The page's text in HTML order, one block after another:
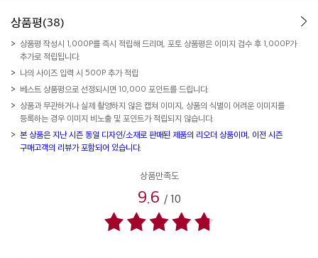
상품평(38)
상품평 작성시 1,000P를 즉시 적립해 드리며, 포토 상품평은 이미지 검수 후 1,000P가
추가로 적립됩니다.
나의 사이즈 입력 시 500P 추가 적립
베스트 상품평으로 선정되시면 10,000 포인트를 드립니다.
상품과 무관하거나 실제 촬영하지 않은 캡쳐 이미지, 상품의 식별이 어려운 이미지를
등록하는 경우 이미지 비노출 및 포인트가 적립되지 않습니다.
본 상품은 지난 시즌 동일 디자인/소재로 판매된 제품의 리오더 상품이며, 이전 시즌
구매고객의 리뷰가 포함되어 있습니다.
상품만족도
9.6 / 10